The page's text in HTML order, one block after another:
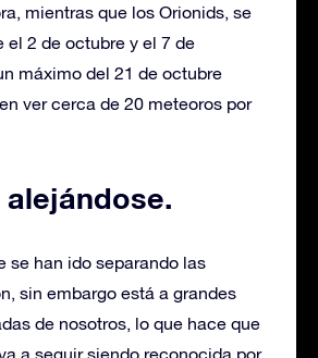
mientras que los Orionids, se
el 2 de octubre y el 7 de
máximo del 21 de octubre
ver cerca de 20 meteoros por
se han ido separando las
sin embargo está a grandes
de nosotros, lo que hace que
a seguir siendo reconocida por